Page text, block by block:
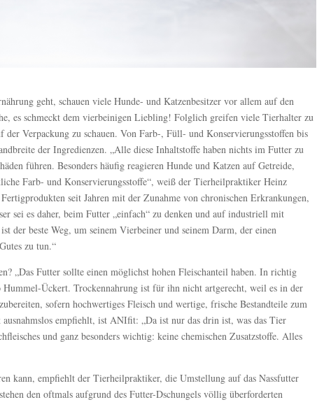
geht, schauen viele Hunde- und Katzenbesitzer vor allem auf den
es schmeckt dem vierbeinigen Liebling! Folglich greifen viele Tierhalter zu
Verpackung zu schauen. Von Farb-, Füll- und Konservierungsstoffen bis
der Ingredienzen. „Alle diese Inhaltstoffe haben nichts im Futter zu
führen. Besonders häufig reagieren Hunde und Katzen auf Getreide,
Farb- und Konservierungsstoffe“, weiß der Tierheilpraktiker Heinz
seit Jahren mit der Zunahme von chronischen Erkrankungen,
sei es daher, beim Futter „einfach“ zu denken und auf industriell mit
der beste Weg, um seinem Vierbeiner und seinem Darm, der einen
zu tun.“
„Das Futter sollte einen möglichst hohen Fleischanteil haben. In richtig
Hummel-Ückert. Trockennahrung ist für ihn nicht artgerecht, weil es in der
sofern hochwertiges Fleisch und wertige, frische Bestandteile zum
empfiehlt, ist ANIfit: „Da ist nur das drin ist, was das Tier
und ganz besonders wichtig: keine chemischen Zusatzstoffe. Alles
kann, empfiehlt der Tierheilpraktiker, die Umstellung auf das Nassfutter
den oftmals aufgrund des Futter-Dschungels völlig überforderten